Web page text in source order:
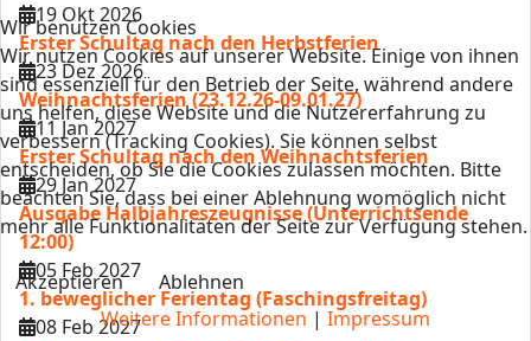
19 Okt 2026
Erster Schultag nach den Herbstferien
23 Dez 2026
Weihnachtsferien (23.12.26-09.01.27)
11 Jan 2027
Erster Schultag nach den Weihnachtsferien
29 Jan 2027
Ausgabe Halbjahreszeugnisse (Unterrichtsende
12:00)
05 Feb 2027
1. beweglicher Ferientag (Faschingsfreitag)
08 Feb 2027
Wir benutzen Cookies
Wir nutzen Cookies auf unserer Website. Einige von ihnen
sind essenziell für den Betrieb der Seite, während andere
uns helfen, diese Website und die Nutzererfahrung zu
verbessern (Tracking Cookies). Sie können selbst
entscheiden, ob Sie die Cookies zulassen möchten. Bitte
beachten Sie, dass bei einer Ablehnung womöglich nicht
mehr alle Funktionalitäten der Seite zur Verfügung stehen.
Akzeptieren
Ablehnen
Weitere Informationen | Impressum